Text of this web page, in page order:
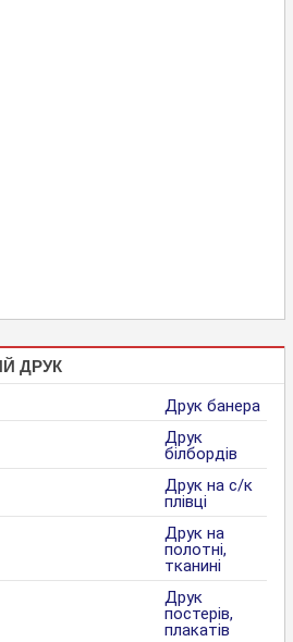
ДРУК
Друк банера
Друк
білбордів
Друк на с/к
плівці
Друк на
полотні,
тканині
Друк
постерів,
плакатів